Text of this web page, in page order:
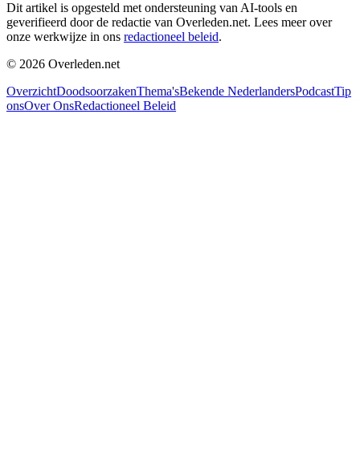
Dit artikel is opgesteld met ondersteuning van AI-tools en
geverifieerd door de redactie van Overleden.net. Lees meer over
onze werkwijze in ons redactioneel beleid.
© 2026 Overleden.net
OverzichtDoodsoorzakenThema'sBekende NederlandersPodcastTip
onsOver OnsRedactioneel Beleid